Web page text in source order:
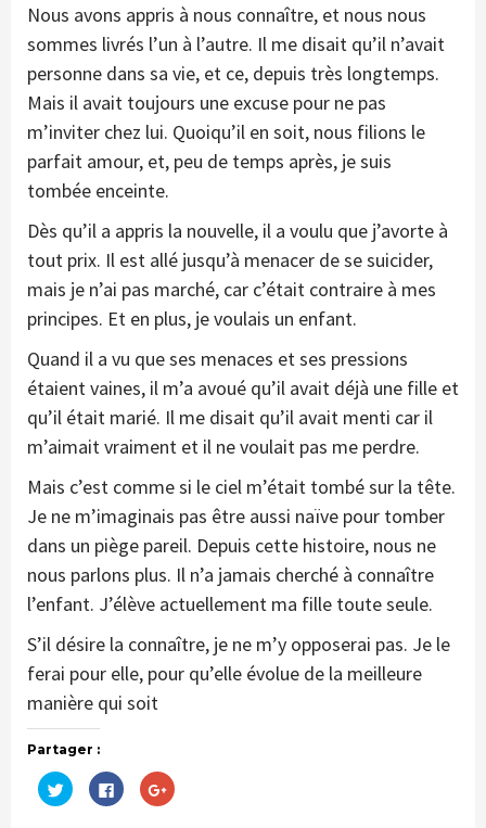
Nous avons appris à nous connaître, et nous nous
sommes livrés l’un à l’autre. Il me disait qu’il n’avait
personne dans sa vie, et ce, depuis très longtemps.
Mais il avait toujours une excuse pour ne pas
m’inviter chez lui. Quoiqu’il en soit, nous filions le
parfait amour, et, peu de temps après, je suis
tombée enceinte.
Dès qu’il a appris la nouvelle, il a voulu que j’avorte à
tout prix. Il est allé jusqu’à menacer de se suicider,
mais je n’ai pas marché, car c’était contraire à mes
principes. Et en plus, je voulais un enfant.
Quand il a vu que ses menaces et ses pressions
étaient vaines, il m’a avoué qu’il avait déjà une fille et
qu’il était marié. Il me disait qu’il avait menti car il
m’aimait vraiment et il ne voulait pas me perdre.
Mais c’est comme si le ciel m’était tombé sur la tête.
Je ne m’imaginais pas être aussi naïve pour tomber
dans un piège pareil. Depuis cette histoire, nous ne
nous parlons plus. Il n’a jamais cherché à connaître
l’enfant. J’élève actuellement ma fille toute seule.
S’il désire la connaître, je ne m’y opposerai pas. Je le
ferai pour elle, pour qu’elle évolue de la meilleure
manière qui soit
Partager :
Cliquez
pour
partager
Cliquez
pour
partager
Cliquez
pour